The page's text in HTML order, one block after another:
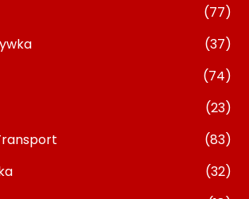
(77)
(37)
(74)
(23)
(83)
(32)